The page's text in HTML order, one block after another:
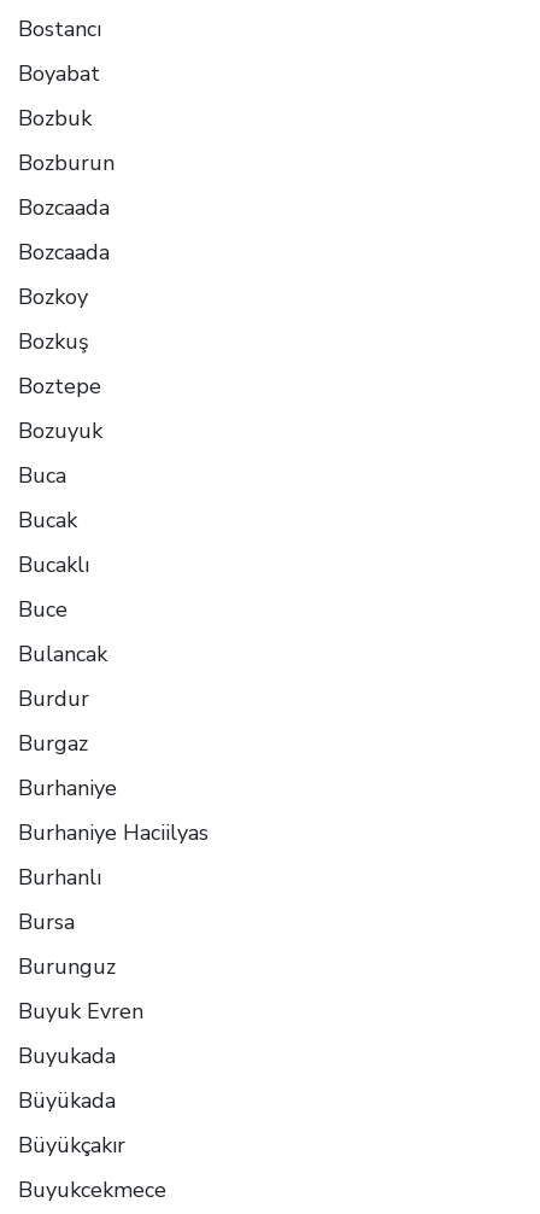
Bostancı
Boyabat
Bozbuk
Bozburun
Bozcaada
Bozcaada
Bozkoy
Bozkuş
Boztepe
Bozuyuk
Buca
Bucak
Bucaklı
Buce
Bulancak
Burdur
Burgaz
Burhaniye
Burhaniye Haciilyas
Burhanlı
Bursa
Burunguz
Buyuk Evren
Buyukada
Büyükada
Büyükçakır
Buyukcekmece